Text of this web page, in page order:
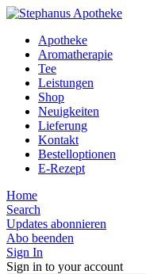
Apotheke
Aromatherapie
Tee
Leistungen
Shop
Neuigkeiten
Lieferung
Kontakt
Bestelloptionen
E-Rezept
Home
Search
Updates abonnieren
Abo beenden
Sign In
Sign in to your account